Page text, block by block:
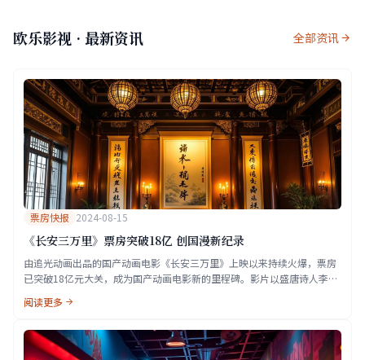
欧乐影视 · 最新资讯 全部资讯
票房快报 2024-08-15
《长安三万里》票房突破18亿 创国漫新纪录
由追光动画出品的国产动画电影《长安三万里》上映以来持续火爆，票房
已突破18亿元大关，成为国产动画电影新的里程碑。影片以盛唐诗人李
观众一致好评。
阅读更多